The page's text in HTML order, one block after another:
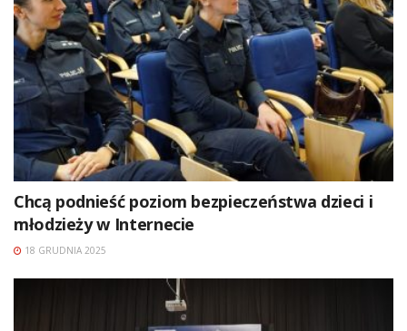
Chcą podnieść poziom bezpieczeństwa dzieci i
młodzieży w Internecie
18 GRUDNIA 2025